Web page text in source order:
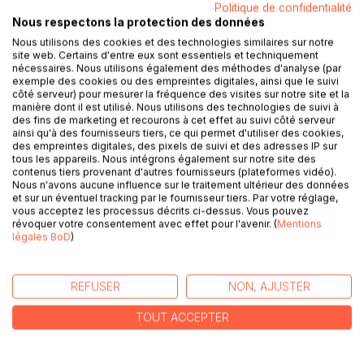
rencontrais Parivaraj (prêtre, docteur et professeur) Eliazar
et Ruth Tumati, les 3 dirigeants d’une organisation similaire :
New Hope Rural Leprosy Trust, existant depuis 18 ans.
Parivaraj était le cerveau, il m’a proposé son aide pour
créer une fondation en Inde et des villages d’enfants,
appellé : MEGF Trust. Des bénévoles du monde entier
affluèrent dans ces villages pour apporter leur aide. Avec
l’argent récolté 243 reçurent une éducation scolaire. Mais
presque tout le personnel, recruté par Parivaraj, et les
enfants parlaient l’Oriya, ce qui m’empêchait de suivre leurs
conversations.
2008- Malgré les menaces et graves sanctions de
Parivaraj, les enfants ont rompu le silence pour me parler.
Par leurs témoignages, je découvrais que New Hope était
etc, pour payer le silence du personnel sur les abus
sexuels des enfants commis par Parivaraj sur les garçcons
et Eliazar Rose sur les filles, dès l’âge de 10 ou 11 ans, dans
les deux fondations. Tout ce travail de corruption et viols
Politique de confidentialité
Nous respectons la protection des données
Nous utilisons des cookies et des technologies similaires sur notre
site web. Certains d'entre eux sont essentiels et techniquement
nécessaires. Nous utilisons également des méthodes d'analyse (par
exemple des cookies ou des empreintes digitales, ainsi que le suivi
côté serveur) pour mesurer la fréquence des visites sur notre site et la
manière dont il est utilisé. Nous utilisons des technologies de suivi à
des fins de marketing et recourons à cet effet au suivi côté serveur
ainsi qu'à des fournisseurs tiers, ce qui permet d'utiliser des cookies,
des empreintes digitales, des pixels de suivi et des adresses IP sur
tous les appareils. Nous intégrons également sur notre site des
contenus tiers provenant d'autres fournisseurs (plateformes vidéo).
Nous n'avons aucune influence sur le traitement ultérieur des données
et sur un éventuel tracking par le fournisseur tiers. Par votre réglage,
vous acceptez les processus décrits ci-dessus. Vous pouvez
révoquer votre consentement avec effet pour l'avenir. (Mentions
légales BoD)
REFUSER NON, AJUSTER
TOUT ACCEPTER